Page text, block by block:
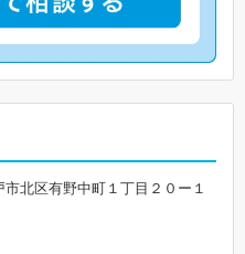
北区有野中町１丁目２０ー１